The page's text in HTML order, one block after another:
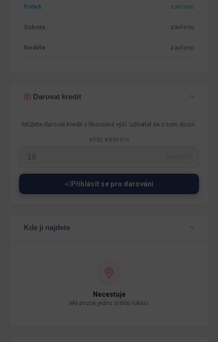
Pátek zavřeno
Sobota zavřeno
Neděle zavřeno
Darovat kredit
Můžete darovat kredit v libovolné výši. Uživatel se o tom dozví.
VÝŠE KREDITU
Přihlásit se pro darování
Kde ji najdete
Necestuje
Má pouze jednu stálou lokaci